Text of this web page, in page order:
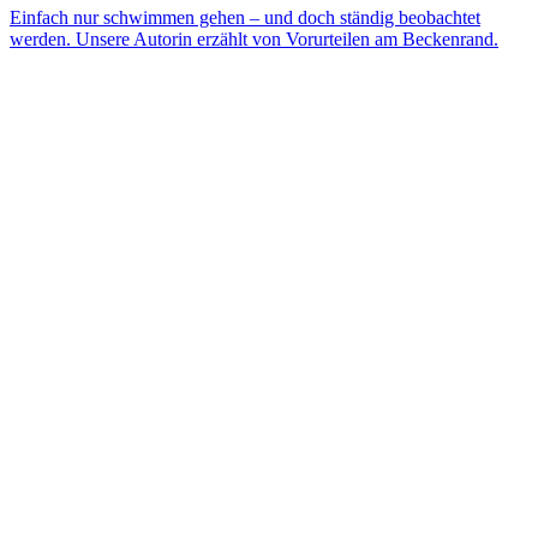
Einfach nur schwimmen gehen – und doch ständig beobachtet
werden. Unsere Autorin erzählt von Vorurteilen am Beckenrand.